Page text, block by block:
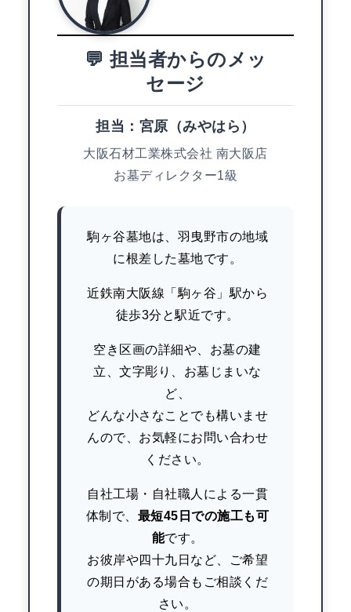
💬 担当者からのメッ
セージ
担当：宮原（みやはら）
大阪石材工業株式会社 南大阪店
お墓ディレクター1級
駒ヶ谷墓地は、羽曳野市の地域
に根差した墓地です。
近鉄南大阪線「駒ヶ谷」駅から
徒歩3分と駅近です。
空き区画の詳細や、お墓の建
立、文字彫り、お墓じまいな
ど、
どんな小さなことでも構いませ
んので、お気軽にお問い合わせ
ください。
自社工場・自社職人による一貫
体制で、 最短45日での施工も可
能です。
お彼岸や四十九日など、ご希望
の期日がある場合もご相談くだ
さい。